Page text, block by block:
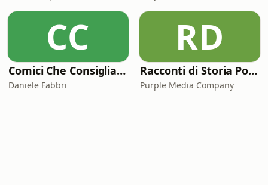
CC
Comici Che Consigliano Cose
Daniele Fabbri
RD
Racconti di Storia Podcast
Purple Media Company